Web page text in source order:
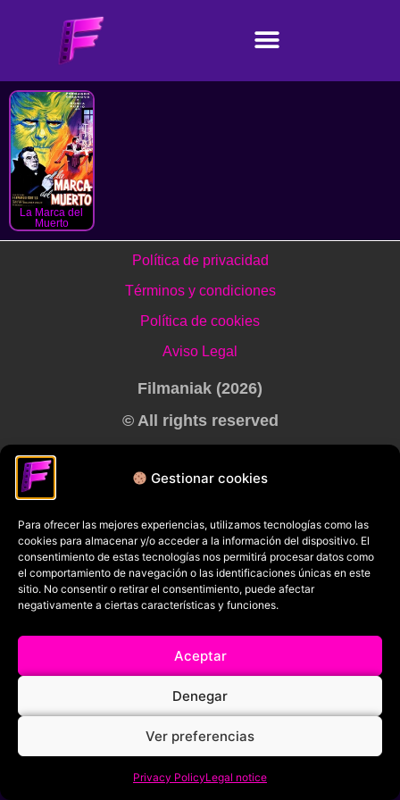
Gestionar cookies
Para ofrecer las mejores experiencias, utilizamos tecnologías como las
cookies para almacenar y/o acceder a la información del dispositivo. El
consentimiento de estas tecnologías nos permitirá procesar datos como
el comportamiento de navegación o las identificaciones únicas en este
sitio. No consentir o retirar el consentimiento, puede afectar
negativamente a ciertas características y funciones.
Aceptar
Denegar
Ver preferencias
Privacy PolicyLegal notice
La Marca del
Muerto
Política de privacidad
Términos y condiciones
Política de cookies
Aviso Legal
Filmaniak (2026)
© All rights reserved